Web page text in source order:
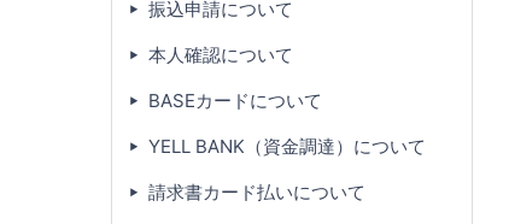
振込申請について
本人確認について
BASEカードについて
YELL BANK（資金調達）について
請求書カード払いについて